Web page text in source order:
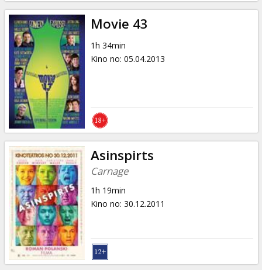
Movie 43
1h 34min
Kino no: 05.04.2013
Asinspirts
Carnage
1h 19min
Kino no: 30.12.2011